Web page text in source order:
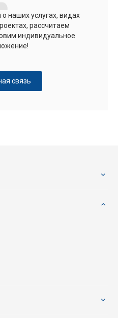
наших услугах, видах
рассчитаем
индивидуальное
связь